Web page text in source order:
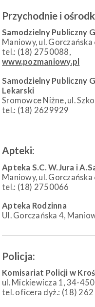
Przychodnie i
Samodzielny Publiczny
Maniowy, ul. Gorczańska
tel.: (18) 2750088,
www.pozmaniowy.pl
Samodzielny Publiczny
Lekarski
Sromowce Niżne, ul.
tel.: (18) 2629929
Apteki:
Apteka S.C. W.Jura i
Maniowy, ul. Gorczańska
tel.: (18) 2750066
Apteka Rodzinna
Ul. Gorczańska 4,
Policja:
Komisariat Policji w
ul. Mickiewicza 1, 34-
tel. oficera dyż.: (18)